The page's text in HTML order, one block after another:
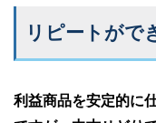
リピートがで
利益商品を安定的に